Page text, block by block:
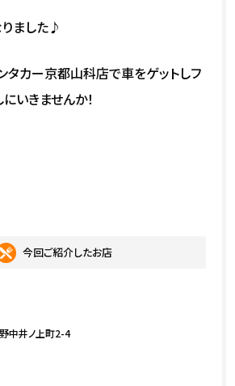
ました♪
タカー京都山科店で車をゲットしフ
いきませんか！
今回ご紹介したお店
中井ノ上町2-4